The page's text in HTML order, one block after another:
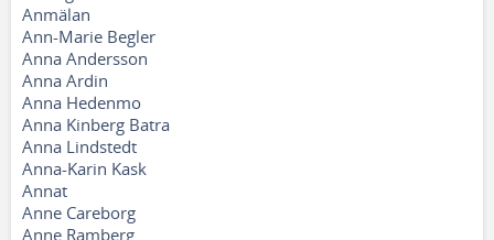
Anmälan
Ann-Marie Begler
Anna Andersson
Anna Ardin
Anna Hedenmo
Anna Kinberg Batra
Anna Lindstedt
Anna-Karin Kask
Annat
Anne Careborg
Anne Ramberg